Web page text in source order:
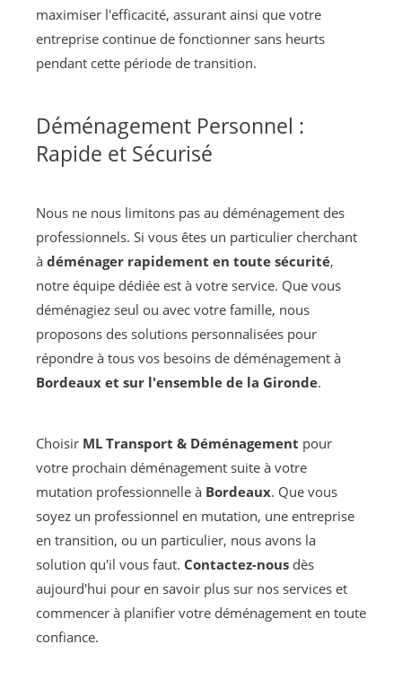
maximiser l'efficacité, assurant ainsi que votre
entreprise continue de fonctionner sans heurts
pendant cette période de transition.
Déménagement Personnel :
Rapide et Sécurisé
Nous ne nous limitons pas au déménagement des
professionnels. Si vous êtes un particulier cherchant
à déménager rapidement en toute sécurité,
notre équipe dédiée est à votre service. Que vous
déménagiez seul ou avec votre famille, nous
proposons des solutions personnalisées pour
répondre à tous vos besoins de déménagement à
Bordeaux et sur l'ensemble de la Gironde.
Choisir ML Transport & Déménagement pour
votre prochain déménagement suite à votre
mutation professionnelle à Bordeaux. Que vous
soyez un professionnel en mutation, une entreprise
en transition, ou un particulier, nous avons la
solution qu'il vous faut. Contactez-nous dès
aujourd'hui pour en savoir plus sur nos services et
commencer à planifier votre déménagement en toute
confiance.